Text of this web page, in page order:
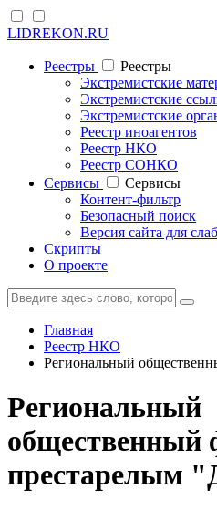
LIDREKON.RU
Реестры
Реестры
Экстремистские
Экстремистские
Экстремистские
Реестр иноагентов
Реестр НКО
Реестр СОНКО
Cервисы
Cервисы
Контент-фильтр
Безопасный поиск
Версия сайта для
Скрипты
О проекте
Главная
Реестр НКО
Региональный
Региональный
общественный
престарелым